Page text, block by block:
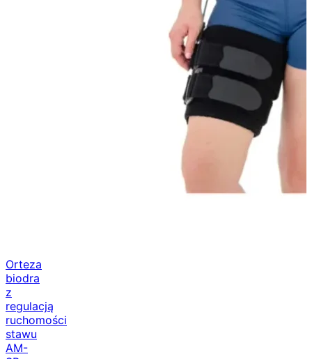
Orteza
biodra
z
regulacją
ruchomości
stawu